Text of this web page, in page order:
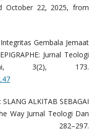
October 22, 2025, from
Gembala Jemaat
Jurnal Teologi
3(2), 173.
ALKITAB SEBAGAI
Way Jurnal Teologi Dan
282–297.